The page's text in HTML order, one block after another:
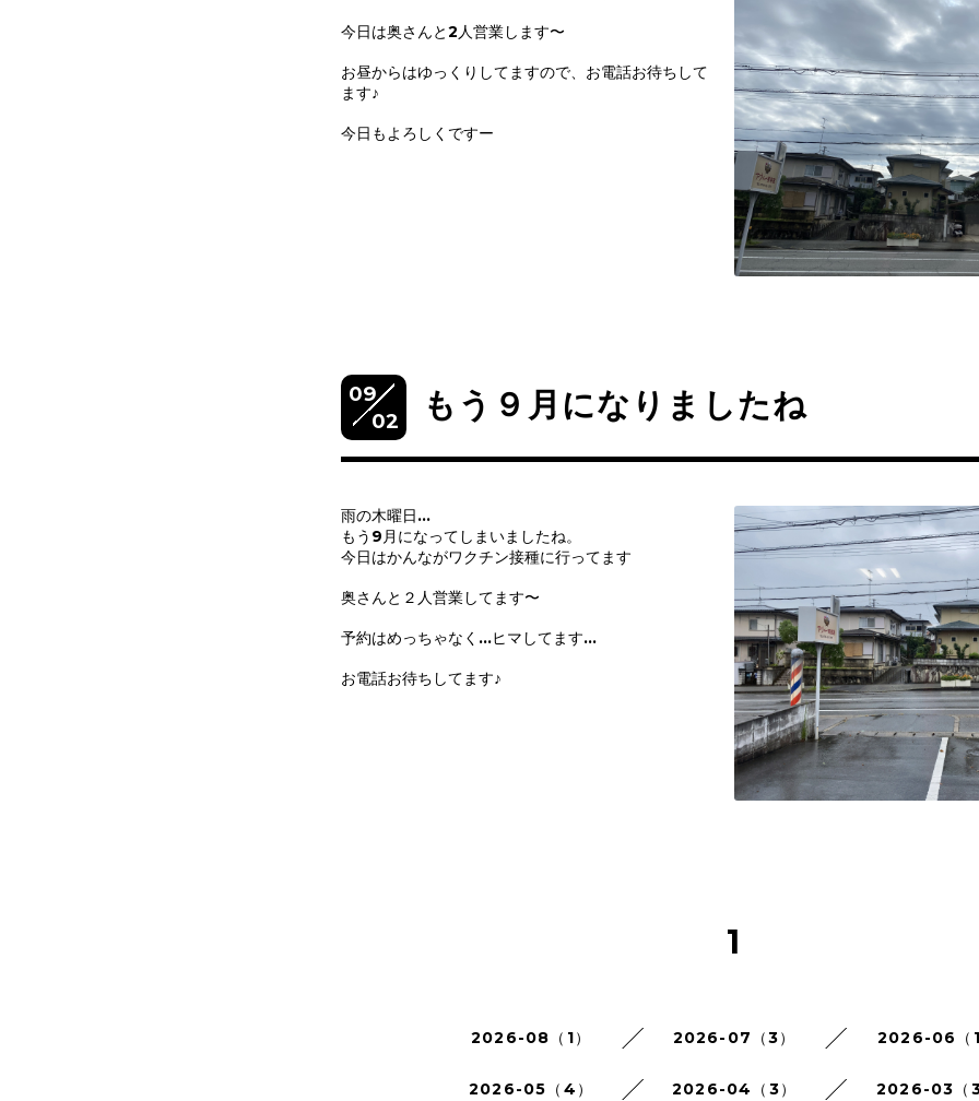
今日は奥さんと2人営業します〜
お昼からはゆっくりしてますので、お電話お待ちして
ます♪
今日もよろしくですー
09
02
もう９月になりましたね
雨の木曜日…
もう9月になってしまいましたね。
今日はかんながワクチン接種に行ってます
奥さんと２人営業してます〜
予約はめっちゃなく…ヒマしてます…
お電話お待ちしてます♪
1
2026-08（1） 2026-07（3） 2026-06（1
2026-05（4） 2026-04（3） 2026-03（3